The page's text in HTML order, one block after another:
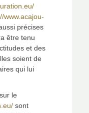
www.acajou-
précises
être tenu
et des
soient de
qui lui
le
sont